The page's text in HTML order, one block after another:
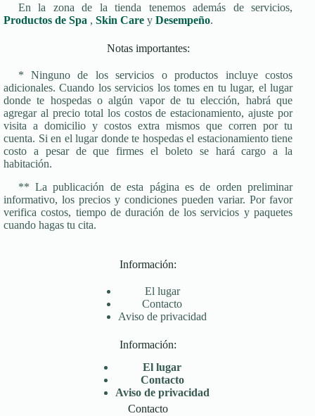
En la zona de la tienda tenemos además de servicios,
Productos de Spa , Skin Care y Desempeño.
Notas importantes:
* Ninguno de los servicios o productos incluye costos
adicionales. Cuando los servicios los tomes en tu lugar, el lugar
donde te hospedas o algún vapor de tu elección, habrá que
agregar al precio total los costos de estacionamiento, ajuste por
visita a domicilio y costos extra mismos que corren por tu
cuenta. Si en el lugar donde te hospedas el estacionamiento tiene
costo a pesar de que firmes el boleto se hará cargo a la
habitación.
** La publicación de esta página es de orden preliminar
informativo, los precios y condiciones pueden variar. Por favor
verifica costos, tiempo de duración de los servicios y paquetes
cuando hagas tu cita.
Información:
El lugar
Contacto
Aviso de privacidad
Información:
El lugar
Contacto
Aviso de privacidad
Contacto